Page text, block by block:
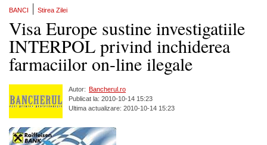
BANCI Stirea Zilei
Visa Europe sustine investigatiile
INTERPOL privind inchiderea
farmaciilor on-line ilegale
Autor: Bancherul.ro
Publicat la: 2010-10-14 15:23
Ultima actualizare: 2010-10-14 15:23